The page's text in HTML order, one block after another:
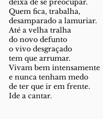
deixa de se preocupar.
Quem fica, trabalha,
desamparado a lamuriar.
Até a velha tralha
do novo defunto
o vivo desgraçado
tem que arrumar.
Vivam bem intensamente
e nunca tenham medo
de ter que ir em frente.
Ide a cantar.